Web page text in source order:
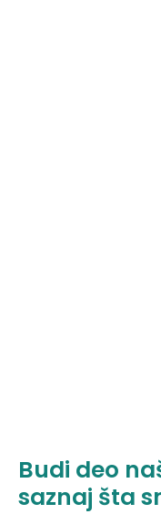
Budi deo
saznaj šta